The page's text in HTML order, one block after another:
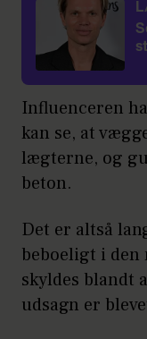
Influenceren
kan se, at
lægterne, og
beton.
Det er altså
beboeligt i
skyldes blandt
udsagn er